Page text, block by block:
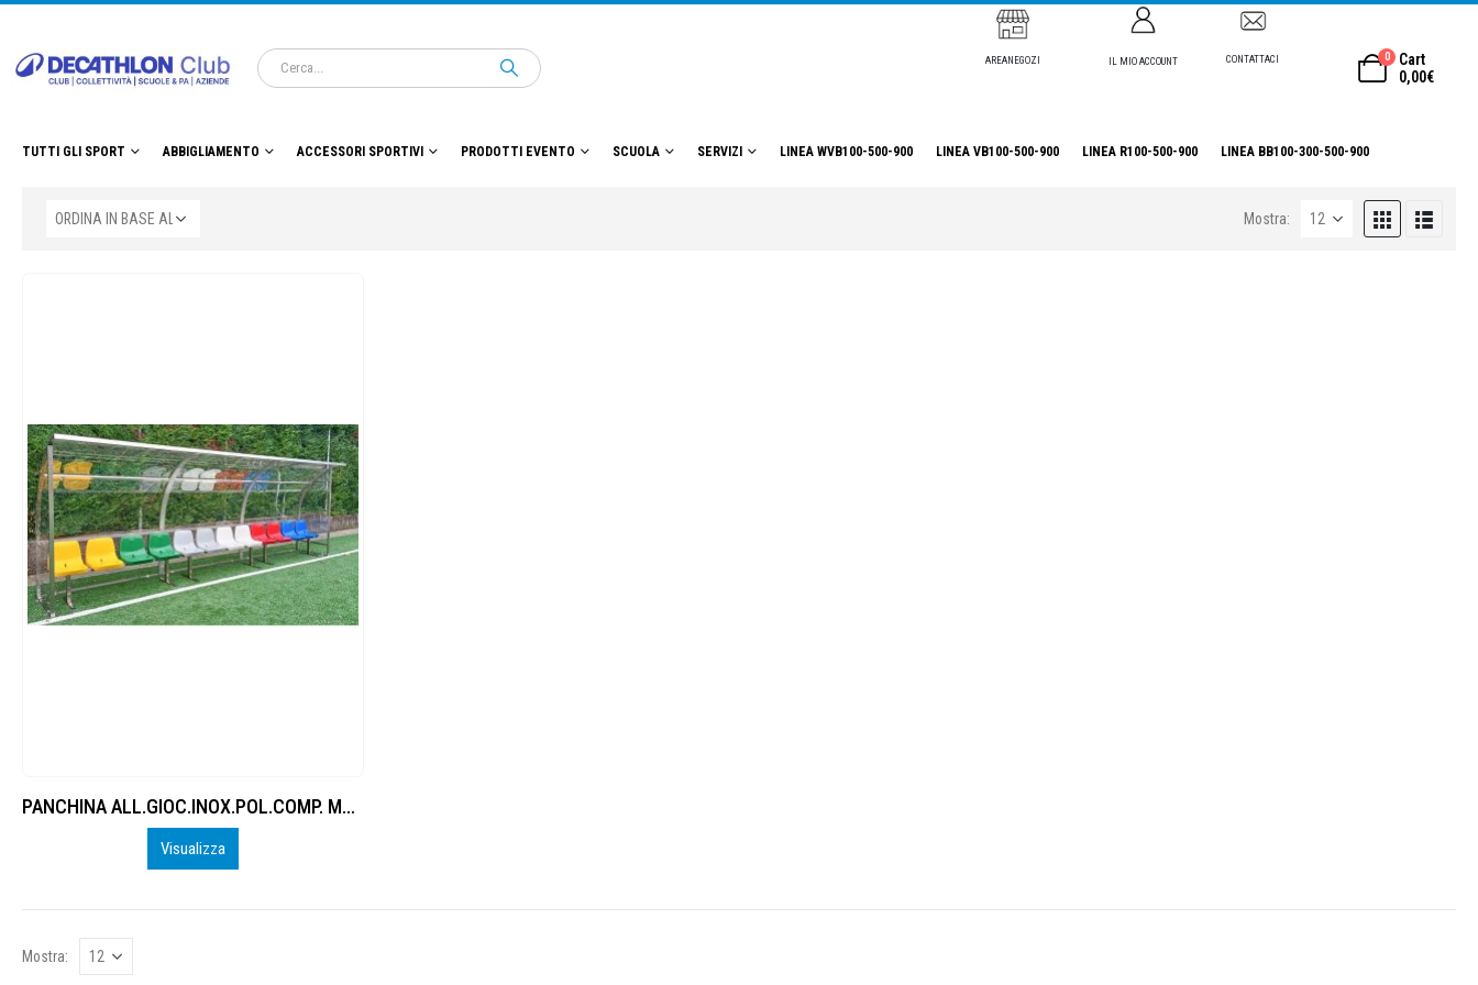
AREANEGOZI IL MIO ACCOUNT CONTATTACI 0
Cart
0,00€
TUTTI GLI SPORT ABBIGLIAMENTO ACCESSORI SPORTIVI PRODOTTI EVENTO SCUOLA SERVIZI LINEA WVB100-500-900 LINEA VB100-500-900 LINEA R100-500-900 LINEA BB100-300-500-900
Mostra:
PANCHINA ALL.GIOC.INOX.POL.COMP. MT 1 – 6 POSTI A SEDERE 2 – 17
Visualizza
Mostra: